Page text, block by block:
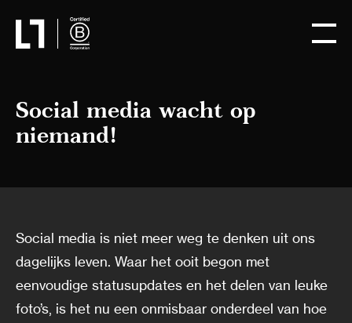
Social media wacht op
niemand!
Social media is niet meer weg te denken uit ons
dagelijks leven. Waar het ooit begon met
eenvoudige statusupdates en het delen van leuke
foto’s, is het nu een onmisbaar onderdeel van hoe